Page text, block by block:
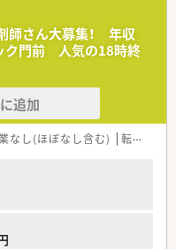
師さん大募集！ 年収
ク門前 人気の18時終
追加
なし(ほぼなし含む) 転勤なし